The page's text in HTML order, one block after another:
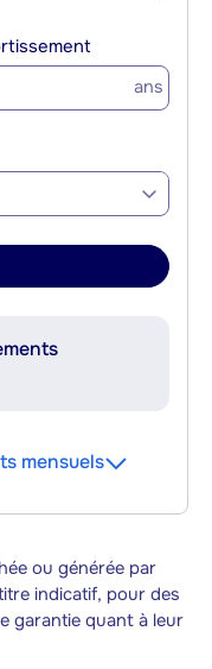
ans
mensuels
ou générée par
indicatif, pour des
garantie quant à leur